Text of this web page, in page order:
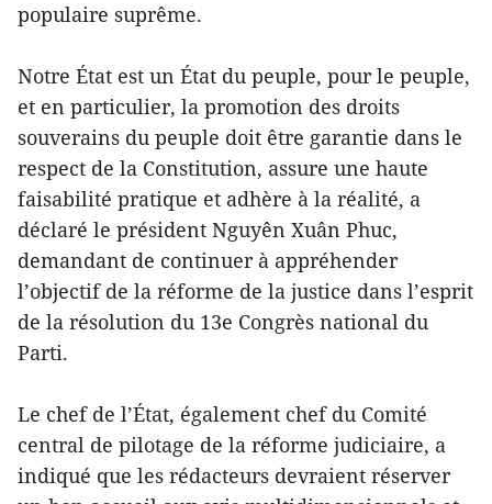
populaire suprême.
Notre État est un État du peuple, pour le peuple,
et en particulier, la promotion des droits
souverains du peuple doit être garantie dans le
respect de la Constitution, assure une haute
faisabilité pratique et adhère à la réalité, a
déclaré le président Nguyên Xuân Phuc,
demandant de continuer à appréhender
l’objectif de la réforme de la justice dans l’esprit
de la résolution du 13e Congrès national du
Parti.
Le chef de l’État, également chef du Comité
central de pilotage de la réforme judiciaire, a
indiqué que les rédacteurs devraient réserver